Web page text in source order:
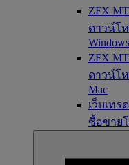
ZFX
ดาวน์โ
Windows
ZFX
ดาวน์โ
Mac
เว็บเทร
ซื้อขาย